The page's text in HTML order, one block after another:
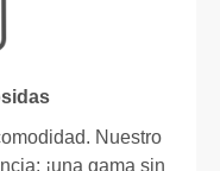
Nuestro
¡una gama sin